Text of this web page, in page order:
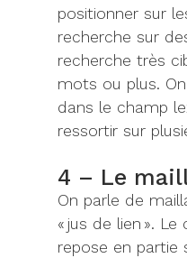
positionner sur
recherche sur
recherche très
mots ou plus.
dans le champ
ressortir sur
4 – Le
On parle de
« jus de lien ». Le
repose en partie